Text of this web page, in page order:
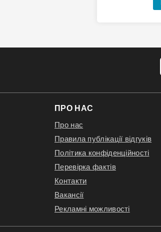
ПРО НАС
Про нас
Правила публікації відгуків
Політика конфіденційності
Перевірка фактів
Контакти
Вакансії
Рекламні можливості